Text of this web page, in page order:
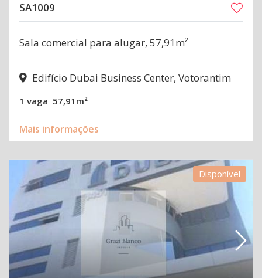
SA1009
Sala comercial para alugar, 57,91m²
Edifício Dubai Business Center, Votorantim
1 vaga 57,91m²
Mais informações
Disponível